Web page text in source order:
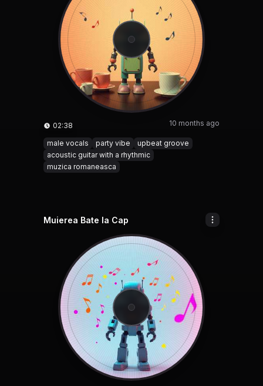
02:38 10 months ago
male vocals party vibe
upbeat groove
acoustic guitar with a rhythmic
muzica romaneasca
Muierea Bate la Cap